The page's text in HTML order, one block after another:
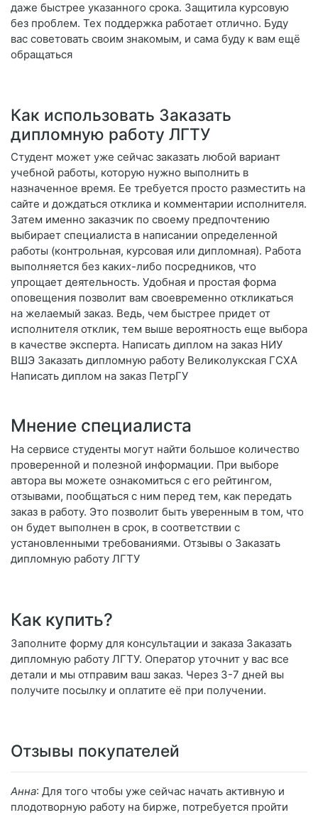
даже быстрее указанного срока. Защитила курсовую
без проблем. Тех поддержка работает отлично. Буду
вас советовать своим знакомым, и сама буду к вам ещё
обращаться
Как использовать Заказать
дипломную работу ЛГТУ
Студент может уже сейчас заказать любой вариант
учебной работы, которую нужно выполнить в
назначенное время. Ее требуется просто разместить на
сайте и дождаться отклика и комментарии исполнителя.
Затем именно заказчик по своему предпочтению
выбирает специалиста в написании определенной
работы (контрольная, курсовая или дипломная). Работа
выполняется без каких-либо посредников, что
упрощает деятельность. Удобная и простая форма
оповещения позволит вам своевременно откликаться
на желаемый заказ. Ведь, чем быстрее придет от
исполнителя отклик, тем выше вероятность еще выбора
в качестве эксперта. Написать диплом на заказ НИУ
ВШЭ Заказать дипломную работу Великолукская ГСХА
Написать диплом на заказ ПетрГУ
Мнение специалиста
На сервисе студенты могут найти большое количество
проверенной и полезной информации. При выборе
автора вы можете ознакомиться с его рейтингом,
отзывами, пообщаться с ним перед тем, как передать
заказ в работу. Это позволит быть уверенным в том, что
он будет выполнен в срок, в соответствии с
установленными требованиями. Отзывы о Заказать
дипломную работу ЛГТУ
Как купить?
Заполните форму для консультации и заказа Заказать
дипломную работу ЛГТУ. Оператор уточнит у вас все
детали и мы отправим ваш заказ. Через 3-7 дней вы
получите посылку и оплатите её при получении.
Отзывы покупателей
Анна: Для того чтобы уже сейчас начать активную и
плодотворную работу на бирже, потребуется пройти